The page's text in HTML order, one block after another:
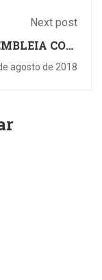
Next post
COM
DE
LIVRES
agosto de 2018